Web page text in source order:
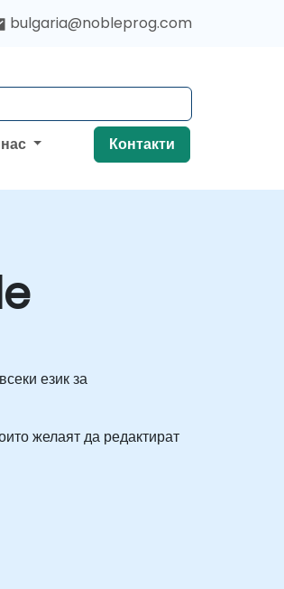
bulgaria@nobleprog.com
Контакти
език за
желаят да редактират